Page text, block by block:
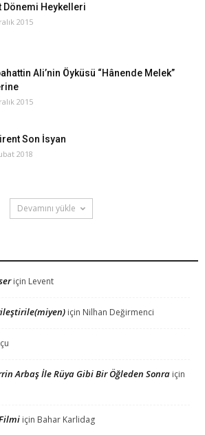
Dönemi Heykelleri
2015
Ali’nin Öyküsü “Hânende Melek”
2015
Son İsyan
2018
Devamını yükle
için Levent
için Nilhan Değirmenci
Arbaş İle Rüya Gibi Bir Öğleden Sonra için
için Bahar Karlidag